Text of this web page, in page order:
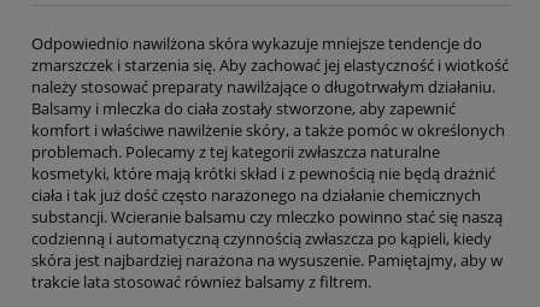
Odpowiednio nawilżona skóra wykazuje mniejsze tendencje do
zmarszczek i starzenia się. Aby zachować jej elastyczność i wiotkość
należy stosować preparaty nawilżające o długotrwałym działaniu.
Balsamy i mleczka do ciała zostały stworzone, aby zapewnić
komfort i właściwe nawilżenie skóry, a także pomóc w określonych
problemach. Polecamy z tej kategorii zwłaszcza naturalne
kosmetyki, które mają krótki skład i z pewnością nie będą drażnić
ciała i tak już dość często narażonego na działanie chemicznych
substancji. Wcieranie balsamu czy mleczko powinno stać się naszą
codzienną i automatyczną czynnością zwłaszcza po kąpieli, kiedy
skóra jest najbardziej narażona na wysuszenie. Pamiętajmy, aby w
trakcie lata stosować również balsamy z filtrem.